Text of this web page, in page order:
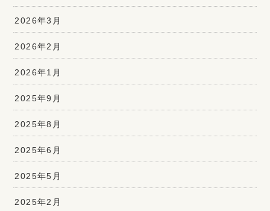
2026年3月
2026年2月
2026年1月
2025年9月
2025年8月
2025年6月
2025年5月
2025年2月